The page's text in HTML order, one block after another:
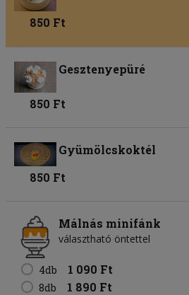
850 Ft
Gesztenyepüré
850 Ft
Gyümölcskoktél
850 Ft
Málnás minifánk
választható öntettel
4db 1 090 Ft
8db 1 890 Ft